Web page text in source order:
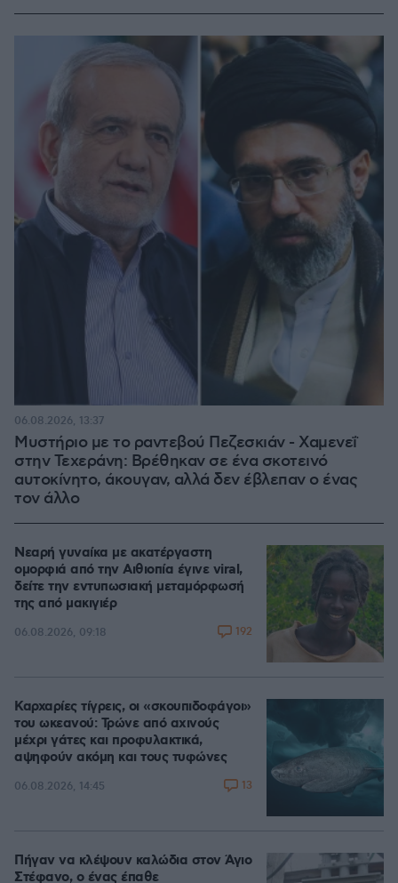
Μυστήριο με το ραντεβού Πεζεσκιάν - Χαμενεΐ
στην Τεχεράνη: Βρέθηκαν σε ένα σκοτεινό
αυτοκίνητο, άκουγαν, αλλά δεν έβλεπαν ο ένας
τον άλλο
06.08.2026, 13:37
Νεαρή γυναίκα με ακατέργαστη
ομορφιά από την Αιθιοπία έγινε viral,
δείτε την εντυπωσιακή μεταμόρφωσή
της από μακιγιέρ
06.08.2026, 09:18 192
Καρχαρίες τίγρεις, οι «σκουπιδοφάγοι»
του ωκεανού: Τρώνε από αχινούς
μέχρι γάτες και προφυλακτικά,
αψηφούν ακόμη και τους τυφώνες
06.08.2026, 14:45 13
Πήγαν να κλέψουν καλώδια στον Άγιο
Στέφανο, ο ένας έπαθε